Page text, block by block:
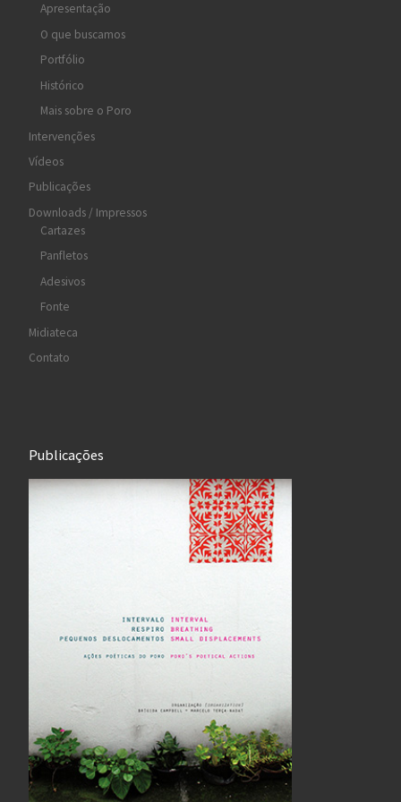
Apresentação
O que buscamos
Portfólio
Histórico
Mais sobre o Poro
Intervenções
Vídeos
Publicações
Downloads / Impressos
Cartazes
Panfletos
Adesivos
Fonte
Midiateca
Contato
Publicações